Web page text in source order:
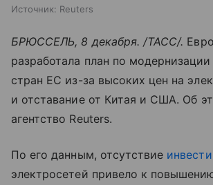
Источник: Reuters
БРЮССЕЛЬ, 8 декабря. /ТАСС/.
разработала план по
стран ЕС из-за высоких цен на
и отставание от Китая и США. Об
агентство Reuters.
По его данным, отсутствие
электросетей привело к